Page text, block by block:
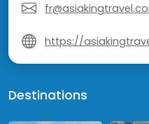
https://
Destinations